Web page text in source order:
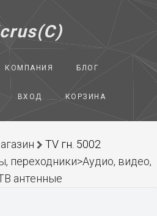
КОМПАНИЯ БЛОГ
ВХОД КОРЗИНА
TV гн. 5002
переходники>Аудио, видео,
антенные